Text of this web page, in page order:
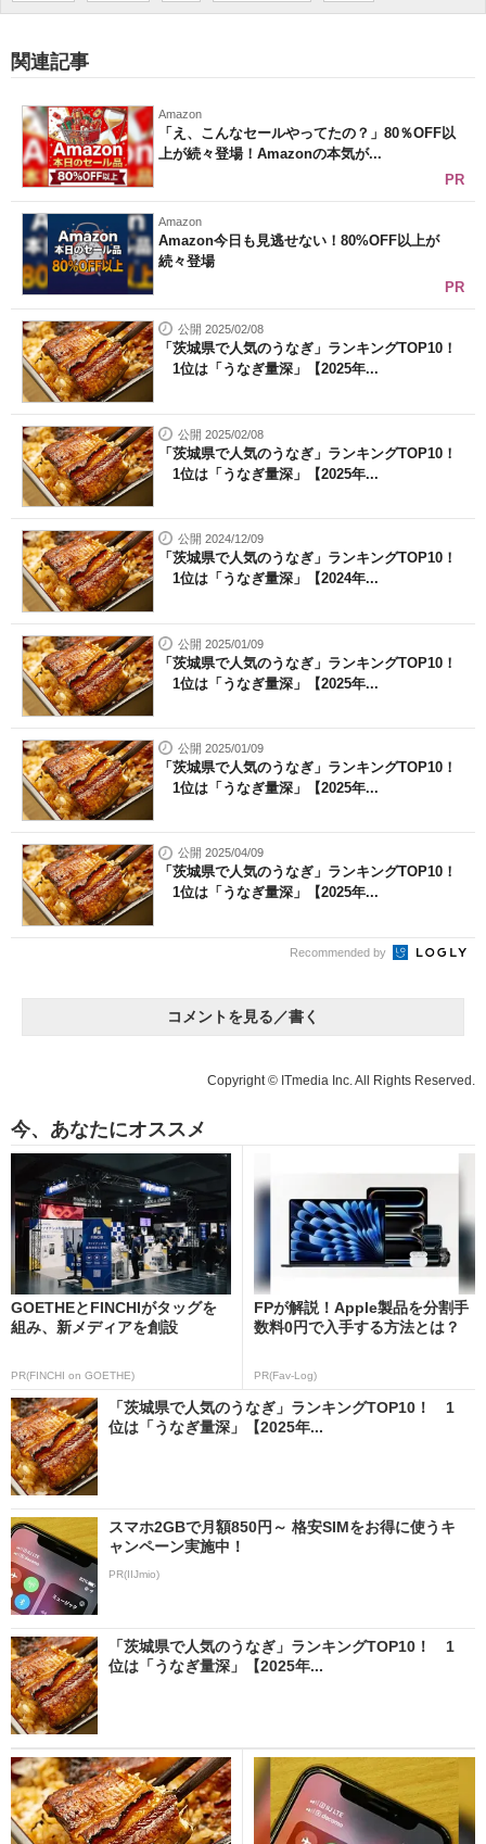
製造業のIT導入・活用を支援
モノづくり技術者専門サイト
エレクトロニクス専門サイト
電子設計の基本と応用
エネルギーの専門メディア
建設×テクノロジーの最前線
ちょっと気になるネットの話題
関連記事
Amazon
「え、こんなセールやってたの？」80％OFF以
上が続々登場！Amazonの本気が...
PR
Amazon
Amazon今日も見逃せない！80%OFF以上が
続々登場
PR
公開 2025/02/08
「茨城県で人気のうなぎ」ランキングTOP10！
1位は「うなぎ量深」【2025年...
公開 2025/02/08
「茨城県で人気のうなぎ」ランキングTOP10！
1位は「うなぎ量深」【2025年...
公開 2024/12/09
「茨城県で人気のうなぎ」ランキングTOP10！
1位は「うなぎ量深」【2024年...
公開 2025/01/09
「茨城県で人気のうなぎ」ランキングTOP10！
1位は「うなぎ量深」【2025年...
公開 2025/01/09
「茨城県で人気のうなぎ」ランキングTOP10！
1位は「うなぎ量深」【2025年...
公開 2025/04/09
「茨城県で人気のうなぎ」ランキングTOP10！
1位は「うなぎ量深」【2025年...
Recommended by
コメントを見る／書く
Copyright © ITmedia Inc. All Rights Reserved.
今、あなたにオススメ
GOETHEとFINCHIがタッグを
組み、新メディアを創設
PR(FINCHI on GOETHE)
FPが解説！Apple製品を分割手
数料0円で入手する方法とは？
PR(Fav-Log)
「茨城県で人気のうなぎ」ランキングTOP10！ 1
位は「うなぎ量深」【2025年...
スマホ2GBで月額850円～ 格安SIMをお得に使うキ
ャンペーン実施中！
PR(IIJmio)
「茨城県で人気のうなぎ」ランキングTOP10！ 1
位は「うなぎ量深」【2025年...